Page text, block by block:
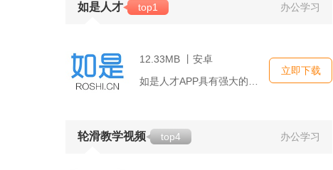
如是人才 top1 办公学习
12.33MB 丨安卓
如是人才APP具有强大的数据库支撑，收录了海量的行业信息、岗...
立即下载
轮滑教学视频 top4 办公学习